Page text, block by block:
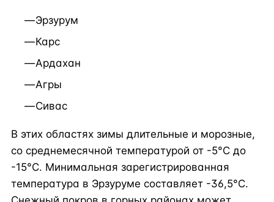
Эрзурум
Карс
Ардахан
Агры
Сивас
В этих областях зимы длительные и морозные,
со среднемесячной температурой от -5°C до
-15°C. Минимальная зарегистрированная
температура в Эрзуруме составляет -36,5°C.